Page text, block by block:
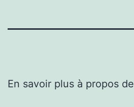
En savoir plus à propos de